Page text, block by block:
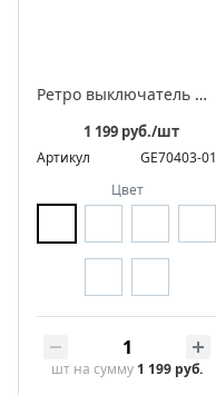
Ретро выключатель фарфоровый поворотный на 4 положения двухклавишный, серия «Аврора»
1 199 руб./шт
Артикул
GE70403-01
Цвет
шт на сумму 1 199 руб.